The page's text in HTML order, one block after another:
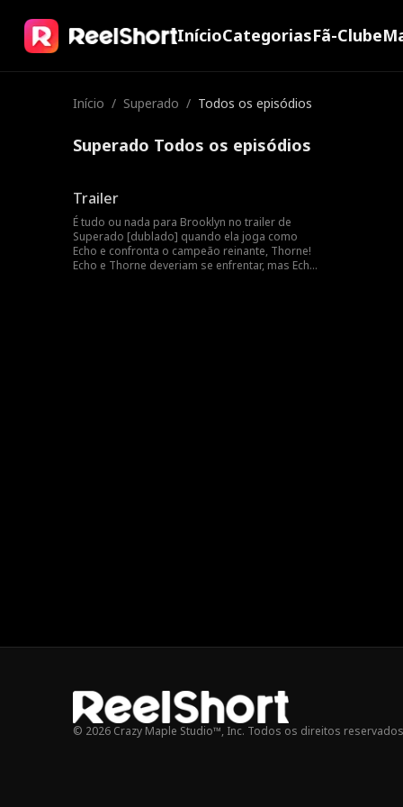
InícioCategoriasFã-Clube
Início / Superado / Todos os episódios
Superado Todos os episódios
Trailer
É tudo ou nada para Brooklyn no trailer de
Superado [dublado] quando ela joga como
Echo e confronta o campeão reinante, Thorne!
Echo e Thorne deveriam se enfrentar, mas Echo
© 2026 Crazy Maple Studio™, Inc. Todos os direitos